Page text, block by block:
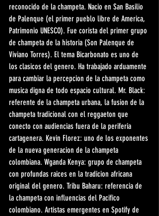
reconocido de la champeta. Nacio en San Basilio
de Palenque (el primer pueblo libre de America,
Patrimonio UNESCO). Fue corista del primer grupo
de champeta de la historia (Son Palenque de
Viviano Torres). El tema Bicarbonato es uno de
los clasicos del genero. Ha trabajado arduamente
para cambiar la percepcion de la champeta como
musica digna de todo espacio cultural. Mr. Black:
referente de la champeta urbana, la fusion de la
champeta tradicional con el reggaeton que
conecto con audiencias fuera de la periferia
cartagenera. Kevin Florez: uno de los exponentes
de la nueva generacion de la champeta
colombiana. Wganda Kenya: grupo de champeta
con profundas raices en la tradicion africana
original del genero. Tribu Baharu: referencia de
la champeta con influencias del Pacifico
colombiano. Artistas emergentes en Spotify de